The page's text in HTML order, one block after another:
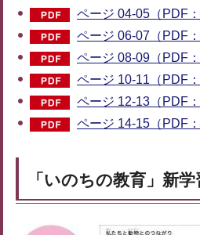
ページ 04-05（PDF：
ページ 06-07（PDF：
ページ 08-09（PDF：
ページ 10-11（PDF：
ページ 12-13（PDF：
ページ 14-15（PDF：
「いのちの教育」新学